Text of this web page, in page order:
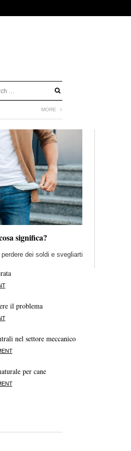
MORE
significa?
dei soldi e svegliarti
il problema
nel settore meccanico
per cane